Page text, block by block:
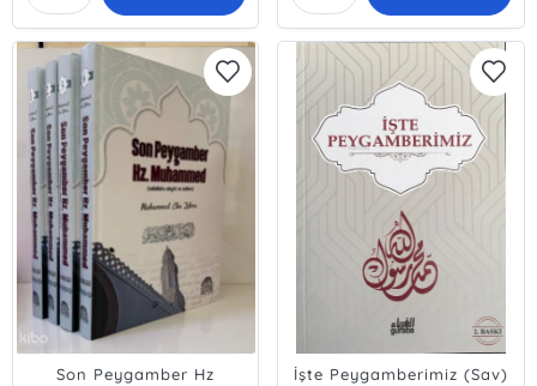
Son Peygamber Hz
İşte Peygamberimiz (Sav)